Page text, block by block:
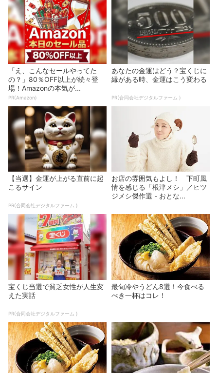
「え、こんなセールやってた
の？」80％OFF以上が続々登
場！Amazonの本気が...
PR(Amazon)
あなたの金運はどう？宝くじに
縁がある時、金運はこう変わる
PR(合同会社デジタルファーム )
【当選】金運が上がる直前に起
こるサイン
PR(合同会社デジタルファーム )
お店の雰囲気もよし！ 下町風
情を感じる「根津メシ」／ヒツ
ジメシ傑作選 - おとな...
宝くじ当選で貧乏女性が人生変
えた実話
PR(合同会社デジタルファーム )
最旬冷やうどん8選！今食べる
べき一杯はコレ！